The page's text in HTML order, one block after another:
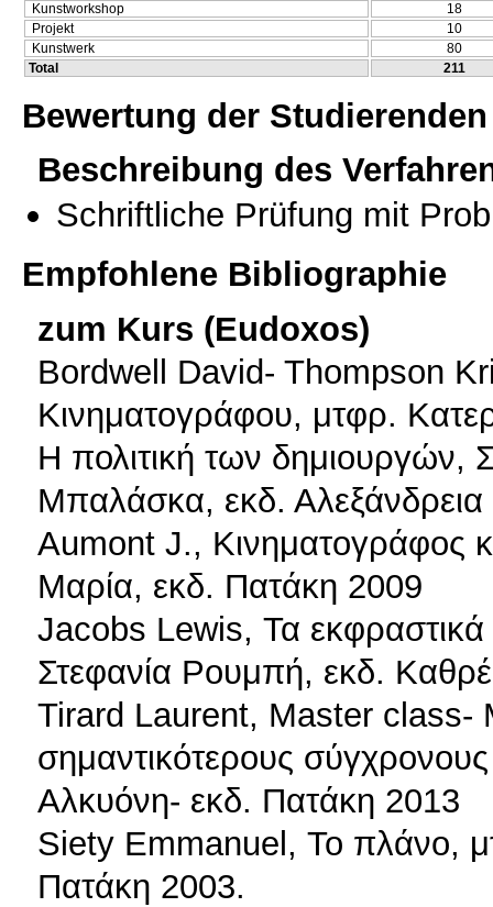
Kunstworkshop
18
Projekt
10
Kunstwerk
80
Total
211
Bewertung der Studierenden
Beschreibung des
Schriftliche Prüfung mit
Empfohlene Bibliographie
zum Kurs (Eudoxos)
Bordwell David- Thompson
Κινηματογράφου, μτφρ.
Η πολιτική των δημιουργών,
Μπαλάσκα, εκδ.
Aumont J., Κινηματογράφος
Μαρία, εκδ. Πατάκη 2009
Jacobs Lewis, Τα
Στεφανία Ρουμπή, εκδ.
Tirard Laurent, Master class-
σημαντικότερους
Αλκυόνη- εκδ. Πατάκη 2013
Siety Emmanuel, Το πλάνο,
Πατάκη 2003.